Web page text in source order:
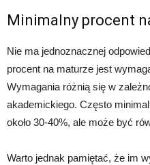
Minimalny procent
Nie ma jednoznacznej
procent na maturze jest
Wymagania różnią się w
akademickiego. Często
około 30-40%, ale może być
Warto jednak pamiętać, że im